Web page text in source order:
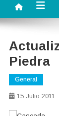
Piedra
General
15 Julio 2011